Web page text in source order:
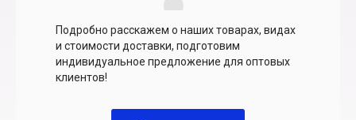
Подробно расскажем о наших товарах, видах
и стоимости доставки, подготовим
индивидуальное предложение для оптовых
клиентов!